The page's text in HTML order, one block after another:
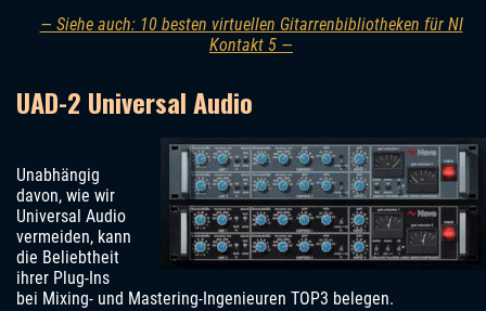
— Siehe auch: 10 besten virtuellen Gitarrenbibliotheken für NI
Kontakt 5 —
UAD-2 Universal Audio
Unabhängig
davon, wie wir
Universal Audio
vermeiden, kann
die Beliebtheit
ihrer Plug-Ins
bei Mixing- und Mastering-Ingenieuren TOP3 belegen.